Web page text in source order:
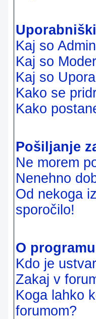
Kaj so
Kaj so
Kaj so
Kako se
Kako
Pošiljanje
Ne morem
Nenehno
Od nekoga
sporočilo!
O
Kdo je
Zakaj v
Koga lahko
forumom?